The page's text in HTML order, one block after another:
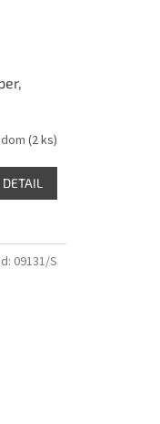
(2 ks)
DETAIL
09131/S